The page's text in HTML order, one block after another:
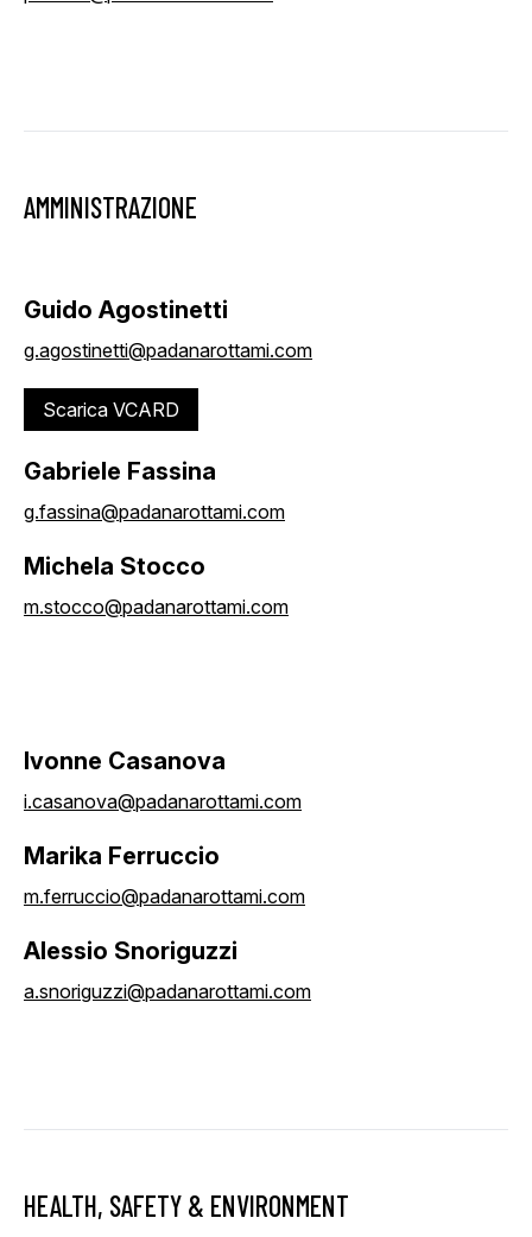
AMMINISTRAZIONE
Guido Agostinetti
g.agostinetti@padanarottami.com
Scarica VCARD
Gabriele Fassina
g.fassina@padanarottami.com
Michela Stocco
m.stocco@padanarottami.com
Ivonne Casanova
i.casanova@padanarottami.com
Marika Ferruccio
m.ferruccio@padanarottami.com
Alessio Snoriguzzi
a.snoriguzzi@padanarottami.com
HEALTH, SAFETY & ENVIRONMENT